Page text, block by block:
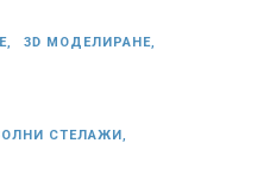
3D МОДЕЛИРАНЕ,
СТЕЛАЖИ,